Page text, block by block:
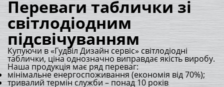
Переваги таблички зі
світлодіодним
підсвічуванням
Купуючи в «Гудвіл Дизайн сервіс» світлодіодні
таблички, ціна однозначно виправдає якість виробу.
Наша продукція має ряд переваг:
мінімальне енергоспоживання (економія від 70%);
тривалий термін служби – понад 10 років